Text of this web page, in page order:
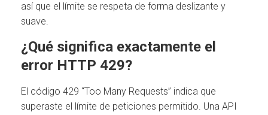
así que el límite se respeta de forma deslizante y
suave.
¿Qué significa exactamente el
error HTTP 429?
El código 429 “Too Many Requests” indica que
superaste el límite de peticiones permitido. Una API